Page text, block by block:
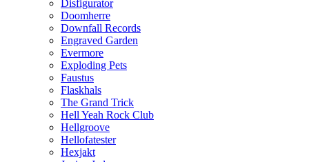
Disfigurator
Doomherre
Downfall Records
Engraved Garden
Evermore
Exploding Pets
Faustus
Flaskhals
The Grand Trick
Hell Yeah Rock Club
Hellgroove
Hellofatester
Hexjakt